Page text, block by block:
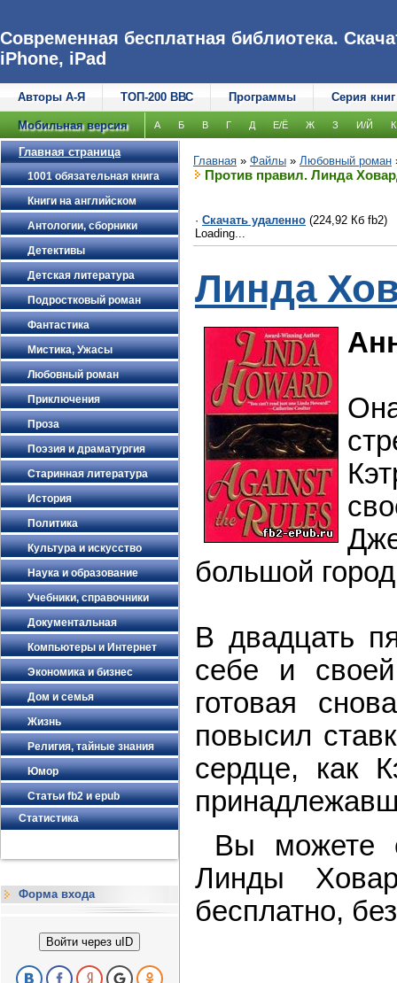
Современная бесплатная библиотека.
iPhone, iPad
Авторы А-Я ТОП-200 ВВС Программы Серия книг
Мобильная версия А Б В Г Д Е/Ё Ж З И/Й К
Главная страница
1001 обязательная книга
Книги на английском
Антологии, сборники
Детективы
Детская литература
Подростковый роман
Фантастика
Мистика, Ужасы
Любовный роман
Приключения
Проза
Поэзия и драматургия
Старинная литература
История
Политика
Культура и искусство
Наука и образование
Учебники, справочники
Документальная
Компьютеры и Интернет
Экономика и бизнес
Дом и семья
Жизнь
Религия, тайные знания
Юмор
Статьи fb2 и epub
Статистика
Форма входа
Войти через uID
Главная » Файлы » Любовный роман
Против правил. Линда
· Скачать удаленно (224,92 Кб fb2)
Loading...
Линда
большой
В двадцать
себе и
готовая
повысил
сердце, как
Вы можете
Линды
бесплатно,